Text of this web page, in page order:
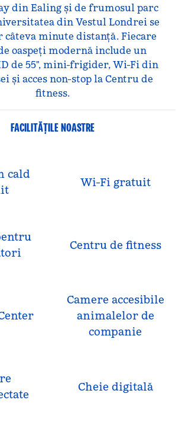
din Ealing și de frumosul parc
din Vestul Londrei se
câteva minute distanță. Fiecare
oaspeți modernă include un
de 55", mini-frigider, Wi-Fi din
și acces non-stop la Centru de
fitness.
FACILITĂŢILE NOASTRE
cald
Wi-Fi gratuit
Centru de fitness
Camere accesibile
animalelor de
companie
Cheie digitală